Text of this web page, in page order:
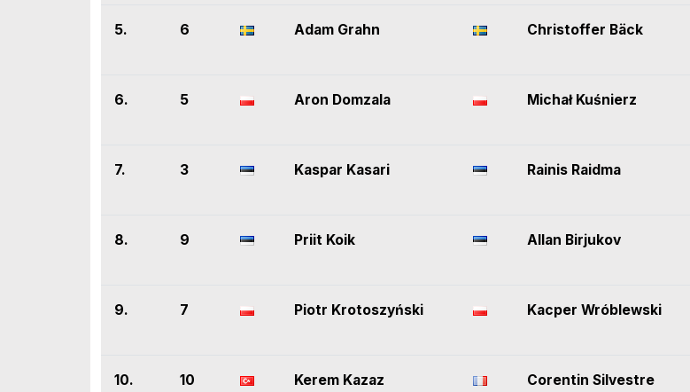
5. 6 Adam Grahn Christoffer Bäck
6. 5 Aron Domzala Michał Kuśnierz
7. 3 Kaspar Kasari Rainis Raidma
8. 9 Priit Koik Allan Birjukov
9. 7 Piotr Krotoszyński Kacper Wróblewski
10. 10 Kerem Kazaz Corentin Silvestre